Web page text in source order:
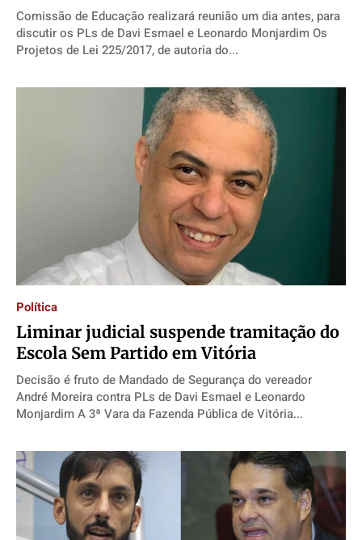
Comissão de Educação realizará reunião um dia antes, para
discutir os PLs de Davi Esmael e Leonardo Monjardim Os
Projetos de Lei 225/2017, de autoria do...
Política
Liminar judicial suspende tramitação do
Escola Sem Partido em Vitória
Decisão é fruto de Mandado de Segurança do vereador
André Moreira contra PLs de Davi Esmael e Leonardo
Monjardim A 3ª Vara da Fazenda Pública de Vitória...